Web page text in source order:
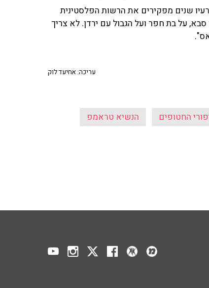
שנים מפקירים את הרשות הפלסטינית
על בת חפר ועל הגבול עם ירדן. לא צריך
עריכה: אחיעד לוק
החטופים הנשיא טראמפ